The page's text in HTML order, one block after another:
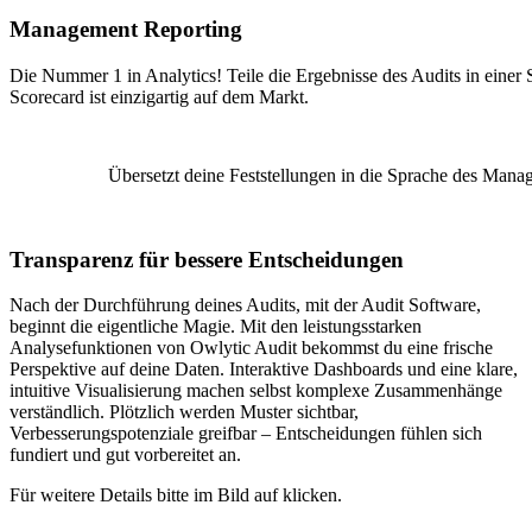
Management Reporting
Die Nummer 1 in Analytics! Teile die Ergebnisse des Audits in einer
Scorecard ist einzigartig auf dem Markt.
Übersetzt deine Feststellungen in die Sprache des
Transparenz für bessere Entscheidungen
Nach der Durchführung deines Audits, mit der Audit Software,
beginnt die eigentliche Magie. Mit den leistungsstarken
Analysefunktionen von Owlytic Audit bekommst du eine frische
Perspektive auf deine Daten. Interaktive Dashboards und eine klare,
intuitive Visualisierung machen selbst komplexe Zusammenhänge
verständlich. Plötzlich werden Muster sichtbar,
Verbesserungspotenziale greifbar – Entscheidungen fühlen sich
fundiert und gut vorbereitet an.
Für weitere Details bitte im Bild aufklicken.